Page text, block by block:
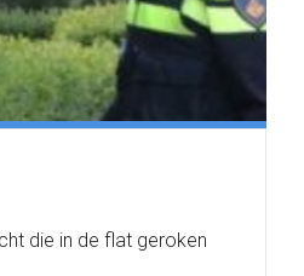
die in de flat geroken